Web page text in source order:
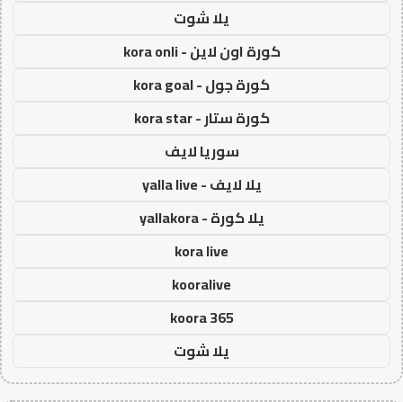
يلا شوت
كورة اون لاين - kora onli
كورة جول - kora goal
كورة ستار - kora star
سوريا لايف
يلا لايف - yalla live
يلا كورة - yallakora
kora live
kooralive
koora 365
يلا شوت